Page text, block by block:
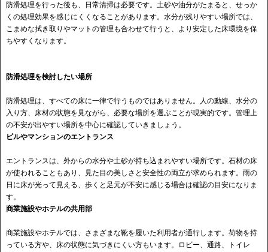
防滑処理を行った後も、日常清掃は必要です。土砂や油分がたまると、せっか
くの処理効果を感じにくくなることがあります。水分が残りやすい場所では、
こまめな拭き取りやマットの管理も合わせて行うと、より安定した床環境を保
ちやすくなります。
防滑処理を検討したい場所
防滑処理は、すべての床に一律で行うものではありません。人の動線、水分の
入り方、床材の状態を見ながら、必要な場所を選ぶことが現実的です。管理上
の不安が出やすい場所を中心に確認していきましょう。
ビルやマンションのエントランス
エントランスは、外からの水分や土砂が持ち込まれやすい場所です。石材の床
が使われることもあり、見た目の美しさと安全性の両立が求められます。雨の
日に床が光って見える、歩くと足元が不安に感じる場合は確認の目安になりま
す。
商業施設やホテルの共用部
商業施設やホテルでは、さまざまな靴を履いた利用者が通行します。荷物を持
っている方や、床の状態に気づきにくい方もいます。ロビー、通路、トイレ